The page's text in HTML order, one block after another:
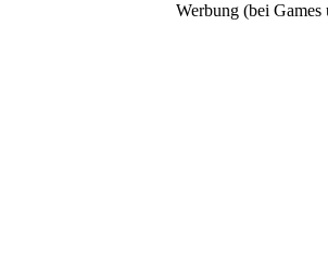
Werbung (bei Games